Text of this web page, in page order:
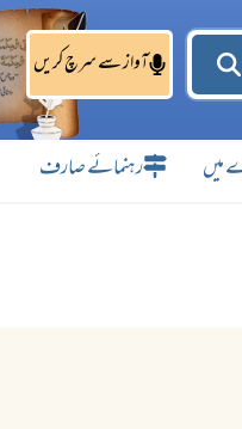
آواز سے سرچ کریں
میں رہنمائے صارف